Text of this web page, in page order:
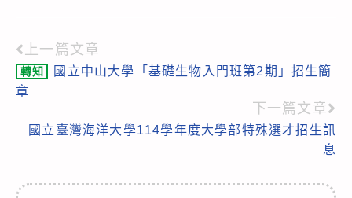
Read
more
上一篇文章
轉知
國立中山大學「基礎生物入門班第2期」招生簡
章
下一篇文章
國立臺灣海洋大學114學年度大學部特殊選才招生訊
息